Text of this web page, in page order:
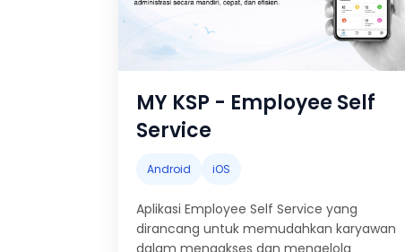
MY KSP - Employee Self
Service
Android iOS
Aplikasi Employee Self Service yang
dirancang untuk memudahkan karyawan
dalam mengakses dan mengelola